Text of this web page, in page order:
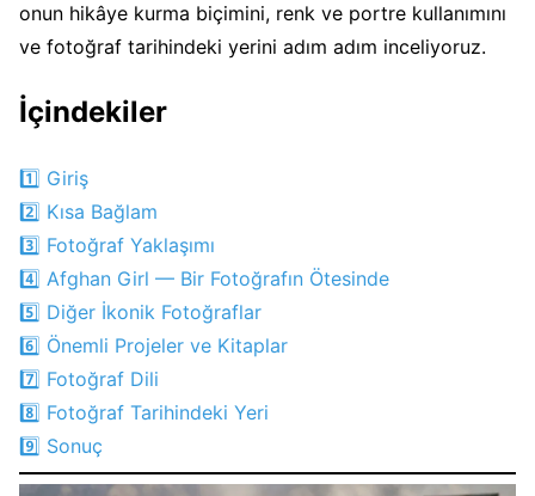
onun hikâye kurma biçimini, renk ve portre kullanımını
ve fotoğraf tarihindeki yerini adım adım inceliyoruz.
İçindekiler
1️⃣ Giriş
2️⃣ Kısa Bağlam
3️⃣ Fotoğraf Yaklaşımı
4️⃣ Afghan Girl — Bir Fotoğrafın Ötesinde
5️⃣ Diğer İkonik Fotoğraflar
6️⃣ Önemli Projeler ve Kitaplar
7️⃣ Fotoğraf Dili
8️⃣ Fotoğraf Tarihindeki Yeri
9️⃣ Sonuç